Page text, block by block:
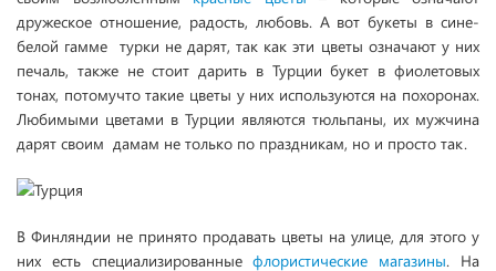
дружеское отношение, радость, любовь. А вот букеты в сине-
белой гамме турки не дарят, так как эти цветы означают у них
печаль, также не стоит дарить в Турции букет в фиолетовых
тонах, потомучто такие цветы у них используются на похоронах.
Любимыми цветами в Турции являются тюльпаны, их мужчина
дарят своим дамам не только по праздникам, но и просто так.
В Финляндии не принято продавать цветы на улице, для этого у
них есть специализированныефлористические магазины. На